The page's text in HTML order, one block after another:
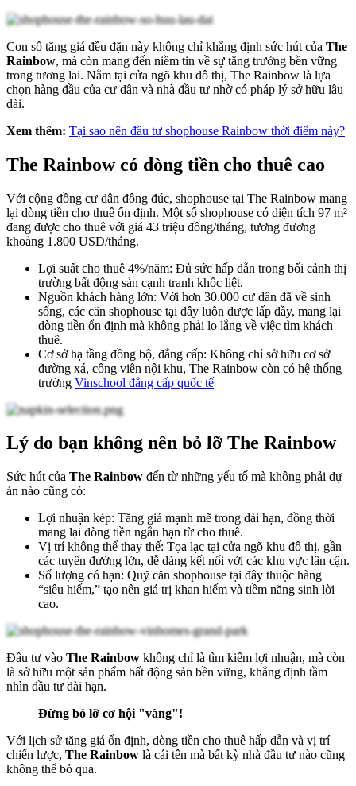
Con số tăng giá đều đặn này không chỉ khẳng định sức hút của The
Rainbow, mà còn mang đến niềm tin về sự tăng trưởng bền vững
trong tương lai. Nằm tại cửa ngõ khu đô thị, The Rainbow là lựa
chọn hàng đầu của cư dân và nhà đầu tư nhờ có pháp lý sở hữu lâu
dài.
Xem thêm: Tại sao nên đầu tư shophouse Rainbow thời điểm này?
The Rainbow có dòng tiền cho thuê cao
Với cộng đồng cư dân đông đúc, shophouse tại The Rainbow mang
lại dòng tiền cho thuê ổn định. Một số shophouse có diện tích 97 m²
đang được cho thuê với giá 43 triệu đồng/tháng, tương đương
khoảng 1.800 USD/tháng.
Lợi suất cho thuê 4%/năm: Đủ sức hấp dẫn trong bối cảnh thị
trường bất động sản cạnh tranh khốc liệt.
Nguồn khách hàng lớn: Với hơn 30.000 cư dân đã về sinh
sống, các căn shophouse tại đây luôn được lấp đầy, mang lại
dòng tiền ổn định mà không phải lo lắng về việc tìm khách
thuê.
Cơ sở hạ tầng đồng bộ, đẳng cấp: Không chỉ sở hữu cơ sở
đường xá, công viên nội khu, The Rainbow còn có hệ thống
trường Vinschool đẳng cấp quốc tế
Lý do bạn không nên bỏ lỡ The Rainbow
Sức hút của The Rainbow đến từ những yếu tố mà không phải dự
án nào cũng có:
Lợi nhuận kép: Tăng giá mạnh mẽ trong dài hạn, đồng thời
mang lại dòng tiền ngắn hạn từ cho thuê.
Vị trí không thể thay thế: Tọa lạc tại cửa ngõ khu đô thị, gần
các tuyến đường lớn, dễ dàng kết nối với các khu vực lân cận.
Số lượng có hạn: Quỹ căn shophouse tại đây thuộc hàng
“siêu hiếm,” tạo nên giá trị khan hiếm và tiềm năng sinh lời
cao.
Đầu tư vào The Rainbow không chỉ là tìm kiếm lợi nhuận, mà còn
là sở hữu một sản phẩm bất động sản bền vững, khẳng định tầm
nhìn đầu tư dài hạn.
Đừng bỏ lỡ cơ hội "vàng"!
Với lịch sử tăng giá ổn định, dòng tiền cho thuê hấp dẫn và vị trí
chiến lược, The Rainbow là cái tên mà bất kỳ nhà đầu tư nào cũng
không thể bỏ qua.